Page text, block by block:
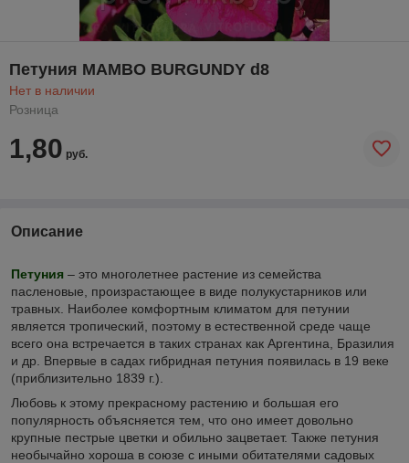
Петуния MAMBO BURGUNDY d8
Нет в наличии
Розница
1,80 руб.
Описание
Петуния – это многолетнее растение из семейства
пасленовые, произрастающее в виде полукустарников или
травных. Наиболее комфортным климатом для петунии
является тропический, поэтому в естественной среде чаще
всего она встречается в таких странах как Аргентина, Бразилия
и др. Впервые в садах гибридная петуния появилась в 19 веке
(приблизительно 1839 г.).
Любовь к этому прекрасному растению и большая его
популярность объясняется тем, что оно имеет довольно
крупные пестрые цветки и обильно зацветает. Также петуния
необычайно хороша в союзе с иными обитателями садовых